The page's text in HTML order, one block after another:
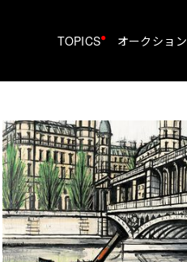
TOPICS• オークション